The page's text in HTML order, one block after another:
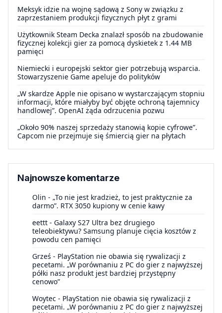
Meksyk idzie na wojnę sądową z Sony w związku z
zaprzestaniem produkcji fizycznych płyt z grami
Użytkownik Steam Decka znalazł sposób na zbudowanie
fizycznej kolekcji gier za pomocą dyskietek z 1.44 MB
pamięci
Niemiecki i europejski sektor gier potrzebują wsparcia.
Stowarzyszenie Game apeluje do polityków
„W skardze Apple nie opisano w wystarczającym stopniu
informacji, które miałyby być objęte ochroną tajemnicy
handlowej”. OpenAI żąda odrzucenia pozwu
„Około 90% naszej sprzedaży stanowią kopie cyfrowe”.
Capcom nie przejmuje się śmiercią gier na płytach
Najnowsze komentarze
Olin - „To nie jest kradzież, to jest praktycznie za
darmo”. RTX 3050 kupiony w cenie kawy
eettt - Galaxy S27 Ultra bez drugiego
teleobiektywu? Samsung planuje cięcia kosztów z
powodu cen pamięci
Grześ - PlayStation nie obawia się rywalizacji z
pecetami. „W porównaniu z PC do gier z najwyższej
półki nasz produkt jest bardziej przystępny
cenowo”
Woytec - PlayStation nie obawia się rywalizacji z
pecetami. „W porównaniu z PC do gier z najwyższej